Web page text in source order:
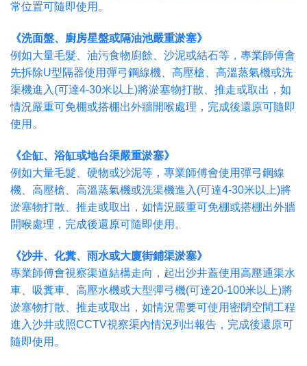
常位置可隨即使用。
《洗面盤、廚房星盤或隔油池嚴重淤塞》
例如大量毛髮、油污食物廚餘、沙泥或結石等，專業師傅會
先拆除U型隔器使用彈弓鋼線機、高壓槍、高溫蒸氣機或洗
渠機進入(可達4-30米以上)將淤塞物打散、推走或取出，如
情況嚴重可免棚或搭棚出外牆開喉處理，完成後還原可隨即
使用。
《企缸、浴缸或地台渠嚴重淤塞》
例如大量毛髮、硬物或沙泥等，專業師傅會使用彈弓鋼線
機、高壓槍、高溫蒸氣機或洗渠機進入(可達4-30米以上)將
淤塞物打散、推走或取出，如情況嚴重可免棚或搭棚出外牆
開喉處理，完成後還原可隨即使用。
《沙井、化糞、雨水或大廈街鋪渠淤塞》
專業師傅會視察渠道結構走向，起出沙井蓋使用高壓通渠水
車、吸糞車、高壓水機或大型彈弓機(可達20-100米以上)將
淤塞物打散、推走或取出，如情況需要可使用密閉空間工程
進入沙井或照CCTV視察渠內情況列出報告，完成後還原可
隨即使用。